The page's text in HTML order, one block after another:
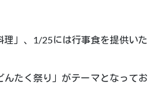
理」、1/25には行事食を提供いた
たく祭り」がテーマとなってお